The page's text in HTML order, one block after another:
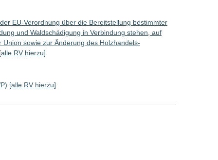
EU-Verordnung über die Bereitstellung bestimmter
und Waldschädigung in Verbindung stehen, auf
sowie zur Änderung des Holzhandels-
RV hierzu]
[alle RV hierzu]